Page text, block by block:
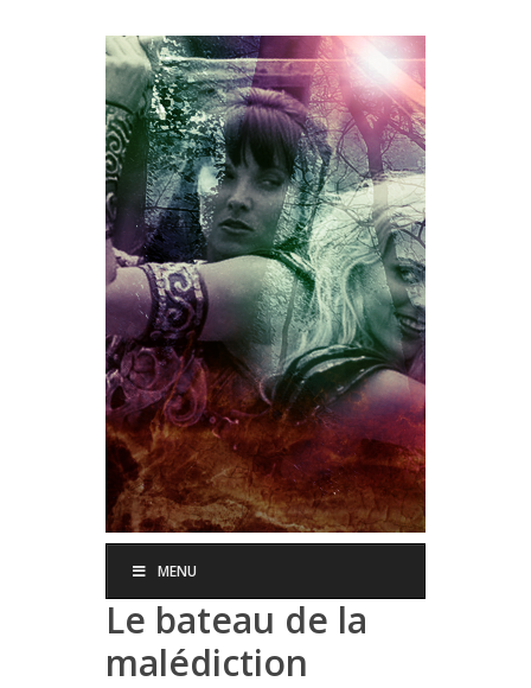
MENU
Le bateau de la
malédiction